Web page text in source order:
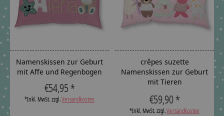
Namenskissen zur Geburt
mit Affe und Regenbogen
€54,95 *
*Inkl. MwSt. zzgl.Versandkosten
crêpes suzette
Namenskissen zur Geburt
mit Tieren
The rating of this product is
€59,90 *
*Inkl. MwSt. zzgl.Versandkosten